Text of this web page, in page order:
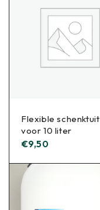
Flexible schenktuit
voor 10 liter
€9,50